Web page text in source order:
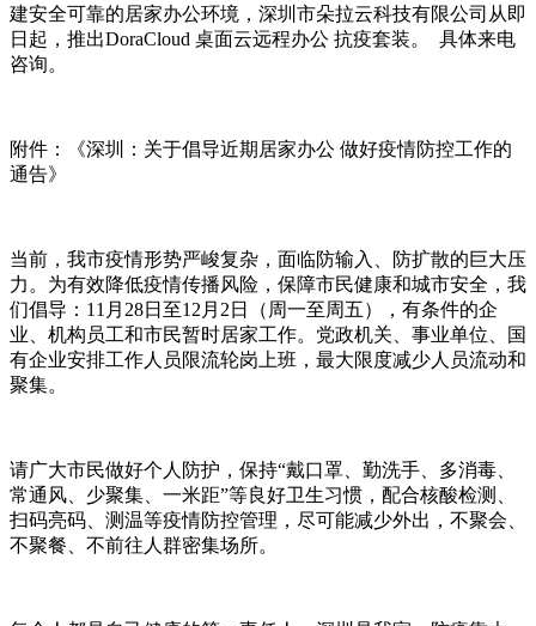
建安全可靠的居家办公环境，深圳市朵拉云科技有限公司从即
日起，推出DoraCloud 桌面云远程办公 抗疫套装。 具体来电
咨询。
附件：《深圳：关于倡导近期居家办公 做好疫情防控工作的
通告》
当前，我市疫情形势严峻复杂，面临防输入、防扩散的巨大压
力。为有效降低疫情传播风险，保障市民健康和城市安全，我
们倡导：11月28日至12月2日（周一至周五），有条件的企
业、机构员工和市民暂时居家工作。党政机关、事业单位、国
有企业安排工作人员限流轮岗上班，最大限度减少人员流动和
聚集。
请广大市民做好个人防护，保持“戴口罩、勤洗手、多消毒、
常通风、少聚集、一米距”等良好卫生习惯，配合核酸检测、
扫码亮码、测温等疫情防控管理，尽可能减少外出，不聚会、
不聚餐、不前往人群密集场所。